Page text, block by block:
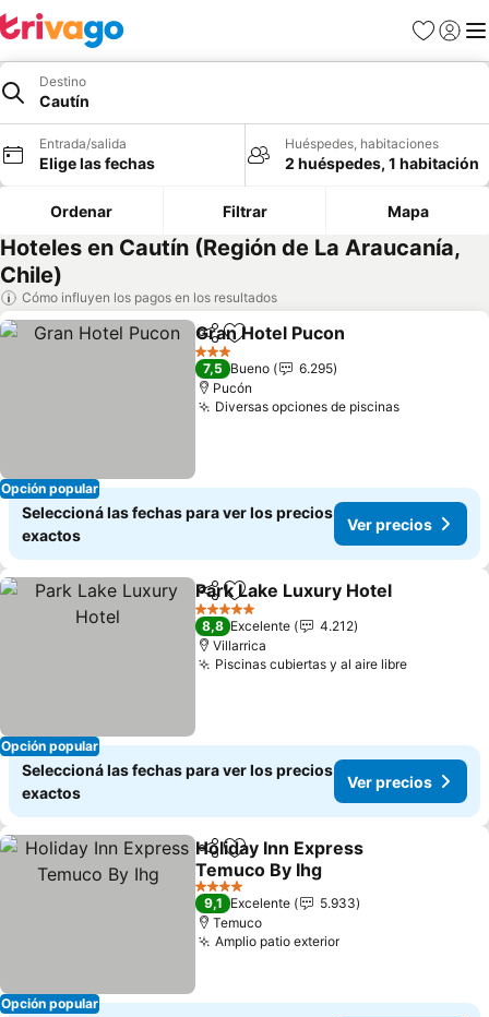
Favoritos
Iniciar
Destino
Cautín
Entrada/salida
Elige las fechas
Huéspedes, habitaciones
2 huéspedes, 1 habitación
Ordenar Filtrar Mapa
Hoteles en Cautín (Región de La Araucanía,
Chile)
Cómo influyen los pagos en los resultados
Opción popular
CompartirAñadir a favoritos
Gran Hotel Pucon
3 Estrellas
7,5 Bueno
6.295
Pucón
Diversas opciones de piscinas
Seleccioná las fechas para ver los precios
exactos
Ver precios
Opción popular
CompartirAñadir a favoritos
Park Lake Luxury Hotel
5 Estrellas
8,8 Excelente
4.212
Villarrica
Piscinas cubiertas y al aire libre
Seleccioná las fechas para ver los precios
exactos
Ver precios
Opción popular
CompartirAñadir a favoritos
Holiday Inn Express
Temuco By Ihg
4 Estrellas
9,1 Excelente
5.933
Temuco
Amplio patio exterior